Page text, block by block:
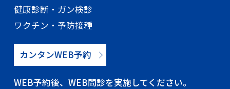
健康診断・ガン検診
ワクチン・予防接種
カンタンWEB予約
WEB予約後、WEB問診を実施してください。